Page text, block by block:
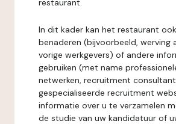
restaurant.
In dit kader kan het restaurant
benaderen (bijvoorbeeld, werving
vorige werkgevers) of andere
gebruiken (met name
netwerken, recruitment
gespecialiseerde recruitment
informatie over u te verzamelen
de studie van uw kandidatuur of